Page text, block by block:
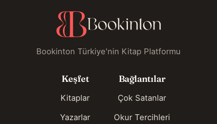
Bookinton Türkiye'nin Kitap Platformu
Keşfet
Kitaplar
Yazarlar
Bağlantılar
Çok Satanlar
Okur Tercihleri